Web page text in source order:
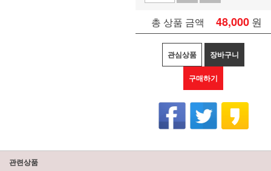
총 상품 금액 48,000 원
관심상품 장바구니
구매하기
관련상품